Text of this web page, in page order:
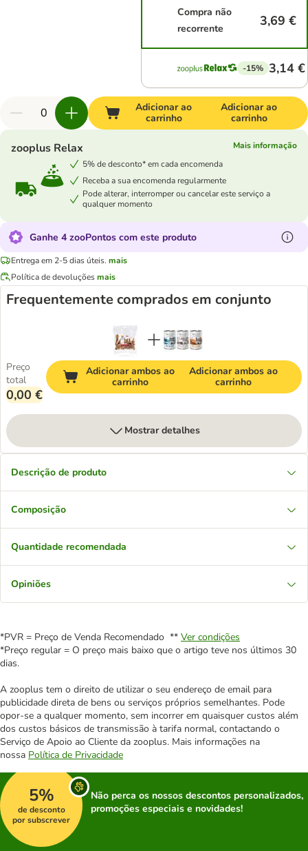
Compra não
recorrente
3,69 €
-15% 3,14 €
Adicionar ao
carrinho
Adicionar ao
carrinho
zooplus Relax
Mais informação
5% de desconto* em cada encomenda
Receba a sua encomenda regularmente
Pode alterar, interromper ou cancelar este serviço a
qualquer momento
Ganhe 4 zooPontos com este produto
Entrega em 2-5 dias úteis. mais
Política de devoluçõesmais
Frequentemente comprados em conjunto
Preço
total
0,00 €
Adicionar ambos ao
carrinho
Adicionar ambos ao
carrinho
Mostrar detalhes
Descrição de produto
Composição
Quantidade recomendada
Opiniões
*PVR = Preço de Venda Recomendado ** Ver condições
*Preço regular = O preço mais baixo que o artigo teve nos últimos 30
dias.
A zooplus tem o direito de utilizar o seu endereço de email para
publicidade direta de bens ou serviços próprios semelhantes. Pode
opor-se a qualquer momento, sem incorrer em quaisquer custos além
dos custos básicos de transmissão à tarifa normal, contactando o
Serviço de Apoio ao Cliente da zooplus. Mais informações na
nossa Política de Privacidade
5%
de desconto
por subscrever
Não perca os nossos descontos personalizados,
promoções especiais e novidades!